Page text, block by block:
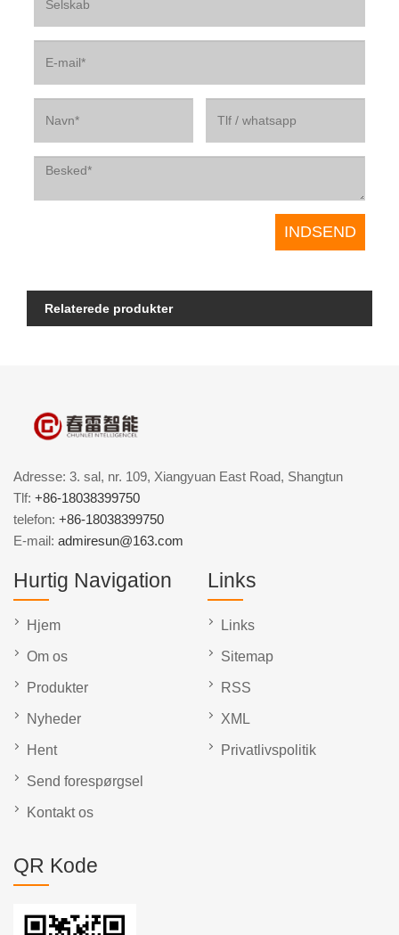
Relaterede produkter
Adresse: 3. sal, nr. 109, Xiangyuan East Road, Shangtun
Tlf: +86-18038399750
telefon: +86-18038399750
E-mail: admiresun@163.com
Hurtig Navigation
Hjem
Om os
Produkter
Nyheder
Hent
Send forespørgsel
Kontakt os
Links
Links
Sitemap
RSS
XML
Privatlivspolitik
QR Kode